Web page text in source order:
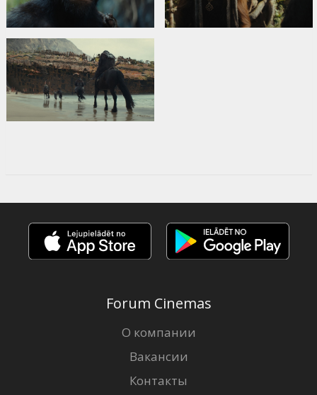
Forum Cinemas
О компании
Вакансии
Контакты